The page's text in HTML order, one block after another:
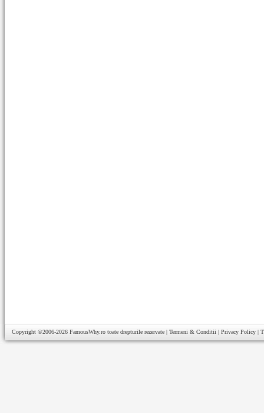
Copyright ©2006-2026 FamousWhy.ro toate drepturile rezervate | Termeni & Conditii | Privacy Policy |